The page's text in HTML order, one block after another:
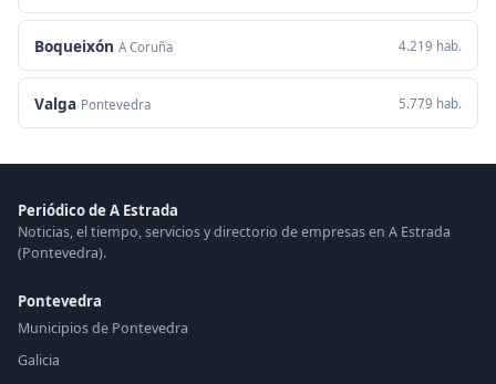
Boqueixón A Coruña 4.219 hab.
Valga Pontevedra 5.779 hab.
Periódico de A Estrada
Noticias, el tiempo, servicios y directorio de empresas en A Estrada
(Pontevedra).
Pontevedra
Municipios de Pontevedra
Galicia